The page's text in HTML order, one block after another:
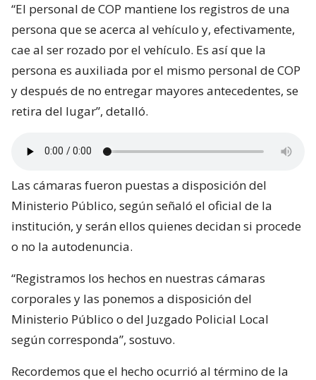
“El personal de COP mantiene los registros de una
persona que se acerca al vehículo y, efectivamente,
cae al ser rozado por el vehículo. Es así que la
persona es auxiliada por el mismo personal de COP
y después de no entregar mayores antecedentes, se
retira del lugar”, detalló.
Las cámaras fueron puestas a disposición del
Ministerio Público, según señaló el oficial de la
institución, y serán ellos quienes decidan si procede
o no la autodenuncia.
“Registramos los hechos en nuestras cámaras
corporales y las ponemos a disposición del
Ministerio Público o del Juzgado Policial Local
según corresponda”, sostuvo.
Recordemos que el hecho ocurrió al término de la